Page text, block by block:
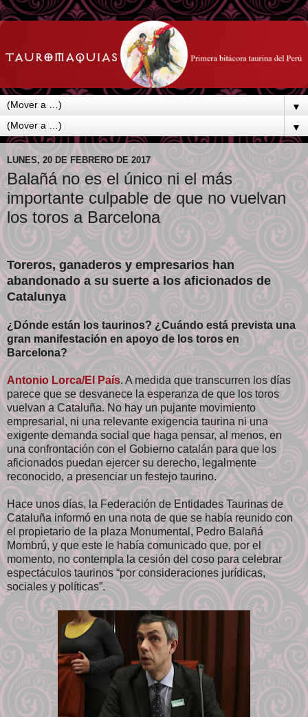
▼
▼
LUNES, 20 DE FEBRERO DE 2017
Balañá no es el único ni el más
importante culpable de que no vuelvan
los toros a Barcelona
Toreros, ganaderos y empresarios han
abandonado a su suerte a los aficionados de
Catalunya
¿Dónde están los taurinos? ¿Cuándo está prevista una
gran manifestación en apoyo de los toros en
Barcelona?
Antonio Lorca/El País. A medida que transcurren los días
parece que se desvanece la esperanza de que los toros
vuelvan a Cataluña. No hay un pujante movimiento
empresarial, ni una relevante exigencia taurina ni una
exigente demanda social que haga pensar, al menos, en
una confrontación con el Gobierno catalán para que los
aficionados puedan ejercer su derecho, legalmente
reconocido, a presenciar un festejo taurino.
Hace unos días, la Federación de Entidades Taurinas de
Cataluña informó en una nota de que se había reunido con
el propietario de la plaza Monumental, Pedro Balañá
Mombrú, y que este le había comunicado que, por el
momento, no contempla la cesión del coso para celebrar
espectáculos taurinos “por consideraciones jurídicas,
sociales y políticas”.